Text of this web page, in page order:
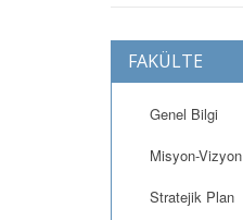
FAKÜLTE
Genel Bilgi
Misyon-Vizyon
Stratejik Plan